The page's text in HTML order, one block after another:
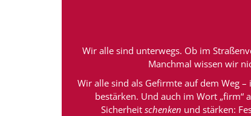
Wir alle sind unterwegs. Ob im
Manchmal wissen wir
Wir alle sind als Gefirmte auf dem Weg
bestärken. Und auch im Wort „firm“
Sicherheit schenken und stärken: